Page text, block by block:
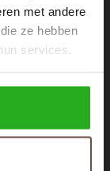
met andere
ze hebben
services.